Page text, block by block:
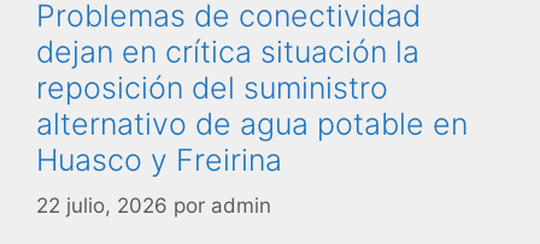
Problemas de conectividad
dejan en crítica situación la
reposición del suministro
alternativo de agua potable en
Huasco y Freirina
22 julio, 2026 por admin